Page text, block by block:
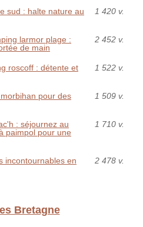
sud : halte nature au
1 420 v.
larmor plage :
de main
2 452 v.
roscoff : détente et
1 522 v.
pour des
1 509 v.
: séjournez au
paimpol pour une
1 710 v.
incontournables en
2 478 v.
Bretagne